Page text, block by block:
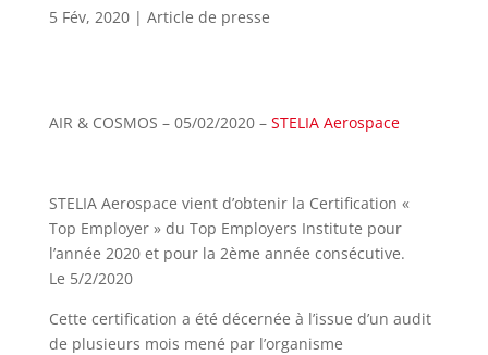
5 Fév, 2020| Article de presse
AIR & COSMOS – 05/02/2020 – STELIA Aerospace
STELIA Aerospace vient d’obtenir la Certification «
Top Employer » du Top Employers Institute pour
l’année 2020 et pour la 2ème année consécutive.
Le 5/2/2020
Cette certification a été décernée à l’issue d’un audit
de plusieurs mois mené par l’organisme